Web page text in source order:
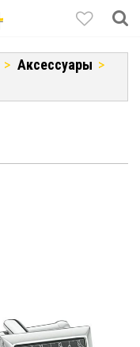
Аксессуары